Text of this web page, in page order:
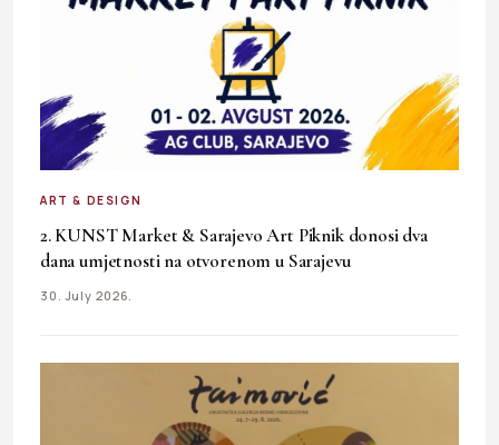
ART & DESIGN
2. KUNST Market & Sarajevo Art Piknik donosi dva
dana umjetnosti na otvorenom u Sarajevu
30. July 2026.